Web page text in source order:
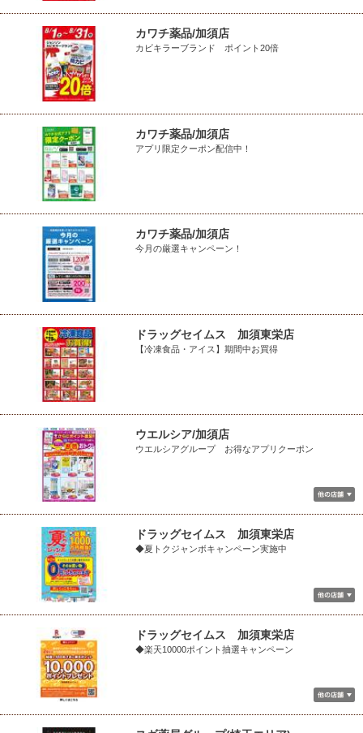
カワチ薬品/加須店
カビキラーブランド ポイント20倍
カワチ薬品/加須店
アプリ限定クーポン配信中！
カワチ薬品/加須店
今月の厳選キャンペーン！
ドラッグセイムス 加須東栄店
【冷凍食品・アイス】期間中お買得
ウエルシア/加須店
ウエルシアグループ お得なアプリクーポン
ドラッグセイムス 加須東栄店
◆夏トクジャンボキャンペーン実施中
ドラッグセイムス 加須東栄店
◆楽天10000ポイント抽選キャンペーン